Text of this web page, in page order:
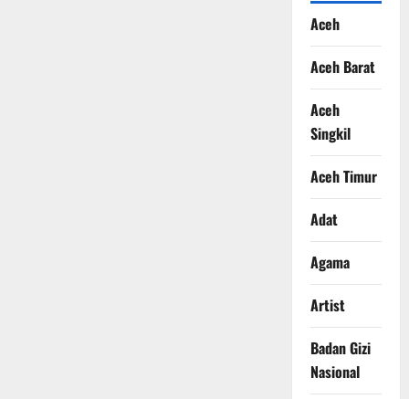
Aceh
Aceh Barat
Aceh
Singkil
Aceh Timur
Adat
Agama
Artist
Badan Gizi
Nasional